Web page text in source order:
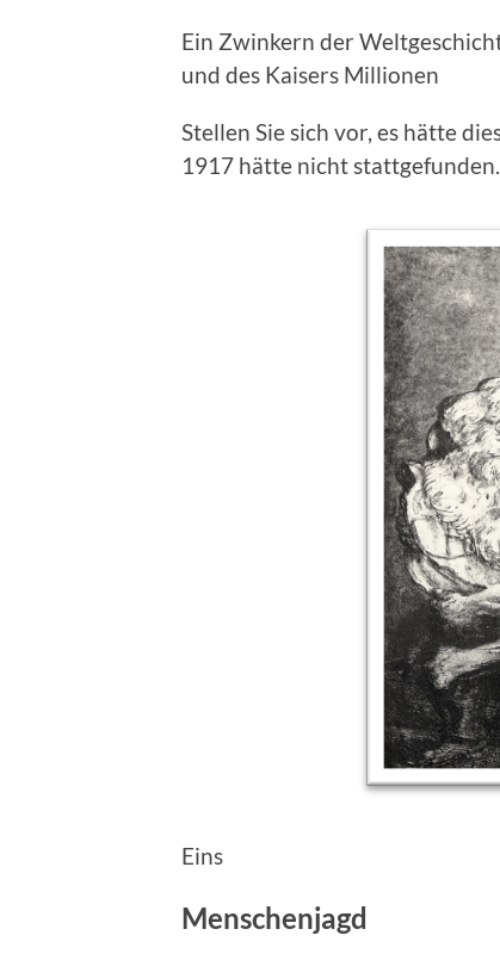
Ein Zwinkern der
und des Kaisers Millionen
Stellen Sie sich vor, es hätte
1917 hätte nicht
Eins
Menschenjagd